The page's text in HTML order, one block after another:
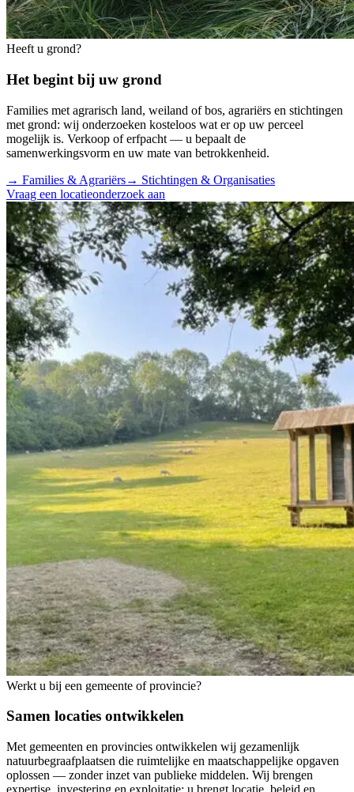
Heeft u grond?
Het begint bij uw grond
Families met agrarisch land, weiland of bos, agrariërs en stichtingen
met grond: wij onderzoeken kosteloos wat er op uw perceel
mogelijk is. Verkoop of erfpacht — u bepaalt de
samenwerkingsvorm en uw mate van betrokkenheid.
→ Families & Agrariërs→ Stichtingen & Organisaties
Vraag een locatieonderzoek aan
Werkt u bij een gemeente of provincie?
Samen locaties ontwikkelen
Met gemeenten en provincies ontwikkelen wij gezamenlijk
natuurbegraafplaatsen die ruimtelijke en maatschappelijke opgaven
oplossen — zonder inzet van publieke middelen. Wij brengen
expertise, investering en exploitatie; u brengt locatie, beleid en